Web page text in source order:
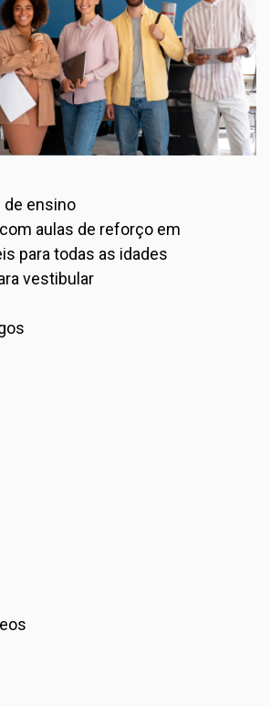
de ensino
aulas de reforço em
para todas as idades
vestibular